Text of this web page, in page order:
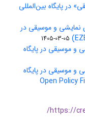
در پایگاه بین‌المللی
نمایشی و موسیقی در
1405-03-05
و موسیقی در پایگاه
و موسیقی در پایگاه
https://